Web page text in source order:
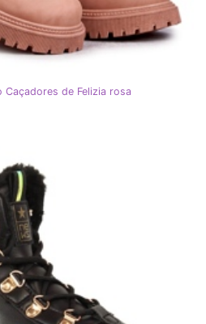
de Felizia rosa